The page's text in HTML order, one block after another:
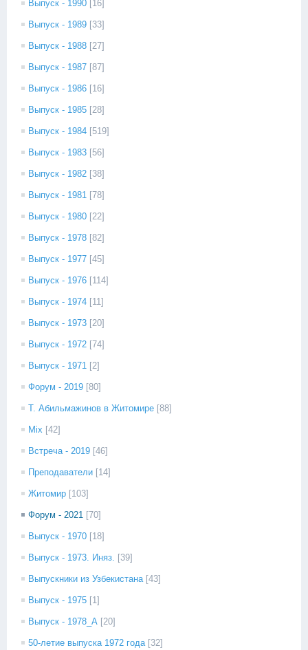
Выпуск - 1990 [16]
Выпуск - 1989 [33]
Выпуск - 1988 [27]
Выпуск - 1987 [87]
Выпуск - 1986 [16]
Выпуск - 1985 [28]
Выпуск - 1984 [519]
Выпуск - 1983 [56]
Выпуск - 1982 [38]
Выпуск - 1981 [78]
Выпуск - 1980 [22]
Выпуск - 1978 [82]
Выпуск - 1977 [45]
Выпуск - 1976 [114]
Выпуск - 1974 [11]
Выпуск - 1973 [20]
Выпуск - 1972 [74]
Выпуск - 1971 [2]
Форум - 2019 [80]
Т. Абильмажинов в Житомире [88]
Mix [42]
Встреча - 2019 [46]
Преподаватели [14]
Житомир [103]
Форум - 2021 [70]
Выпуск - 1970 [18]
Выпуск - 1973. Иняз. [39]
Выпускники из Узбекистана [43]
Выпуск - 1975 [1]
Выпуск - 1978_А [20]
50-летие выпуска 1972 года [32]